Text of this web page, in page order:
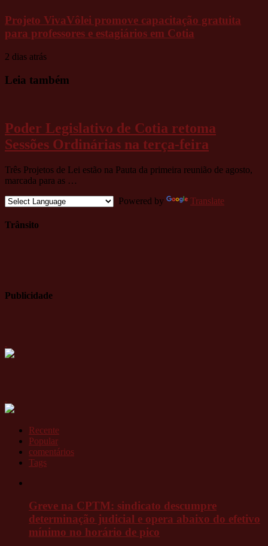
Projeto VivaVôlei promove capacitação gratuita
para professores e estagiários em Cotia
2 dias atrás
Leia também
Poder Legislativo de Cotia retoma
Sessões Ordinárias na terça-feira
Três Projetos de Lei estão na Pauta da primeira reunião de agosto,
marcada para as …
Powered by
Translate
Trânsito
Publicidade
Recente
Popular
comentários
Tags
Greve na CPTM: sindicato descumpre
determinação judicial e opera abaixo do efetivo
mínimo no horário de pico